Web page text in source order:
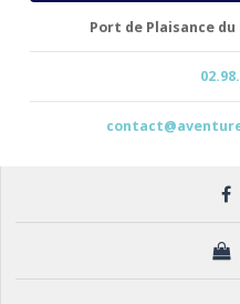
Port de Plaisance du